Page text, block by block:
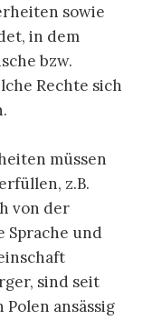
sowie
in dem
bzw.
Rechte sich
müssen
z.B.
von der
Sprache und
sind seit
ansässig